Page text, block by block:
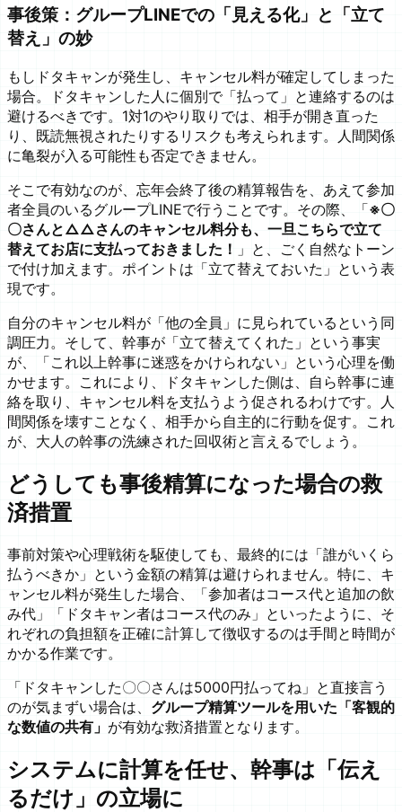
事後策：グループLINEでの「見える化」と「立て
替え」の妙
もしドタキャンが発生し、キャンセル料が確定してしまった
場合。ドタキャンした人に個別で「払って」と連絡するのは
避けるべきです。1対1のやり取りでは、相手が開き直った
り、既読無視されたりするリスクも考えられます。人間関係
に亀裂が入る可能性も否定できません。
そこで有効なのが、忘年会終了後の精算報告を、あえて参加
者全員のいるグループLINEで行うことです。その際、「※〇
〇さんと△△さんのキャンセル料分も、一旦こちらで立て
替えてお店に支払っておきました！ 」と、ごく自然なトーン
で付け加えます。ポイントは「立て替えておいた」という表
現です。
自分のキャンセル料が「他の全員」に見られているという同
調圧力。そして、幹事が「立て替えてくれた」という事実
が、「これ以上幹事に迷惑をかけられない」という心理を働
かせます。これにより、ドタキャンした側は、自ら幹事に連
絡を取り、キャンセル料を支払うよう促されるわけです。人
間関係を壊すことなく、相手から自主的に行動を促す。これ
が、大人の幹事の洗練された回収術と言えるでしょう。
どうしても事後精算になった場合の救
済措置
事前対策や心理戦術を駆使しても、最終的には「誰がいくら
払うべきか」という金額の精算は避けられません。特に、キ
ャンセル料が発生した場合、「参加者はコース代と追加の飲
み代」「ドタキャン者はコース代のみ」といったように、そ
れぞれの負担額を正確に計算して徴収するのは手間と時間が
かかる作業です。
「ドタキャンした〇〇さんは5000円払ってね」と直接言う
のが気まずい場合は、 グループ精算ツールを用いた「客観的
な数値の共有」 が有効な救済措置となります。
システムに計算を任せ、幹事は「伝え
るだけ」の立場に